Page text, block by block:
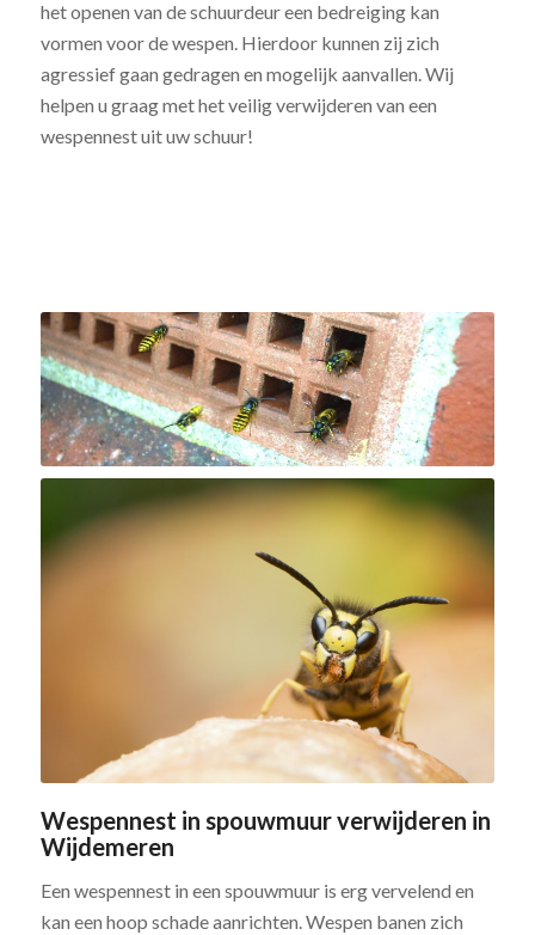
het openen van de schuurdeur een bedreiging kan
vormen voor de wespen. Hierdoor kunnen zij zich
agressief gaan gedragen en mogelijk aanvallen. Wij
helpen u graag met het veilig verwijderen van een
wespennest uit uw schuur!
Wespennest in spouwmuur verwijderen in
Wijdemeren
Een wespennest in een spouwmuur is erg vervelend en
kan een hoop schade aanrichten. Wespen banen zich